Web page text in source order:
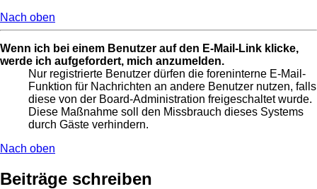
Nach oben
Wenn ich bei einem Benutzer auf den E-Mail-Link klicke,
werde ich aufgefordert, mich anzumelden.
Nur registrierte Benutzer dürfen die foreninterne E-Mail-
Funktion für Nachrichten an andere Benutzer nutzen, falls
diese von der Board-Administration freigeschaltet wurde.
Diese Maßnahme soll den Missbrauch dieses Systems
durch Gäste verhindern.
Nach oben
Beiträge schreiben